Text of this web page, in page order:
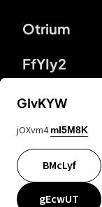
Otrium
FfYIy2
wZQPfd
nLC6tu
GIvKYW
jOXvm4 mI5M8K
BMcLyf
gEcwUT